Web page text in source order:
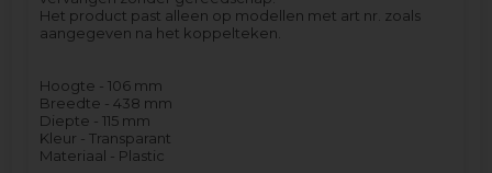
Het product past alleen op modellen met art nr. zoals
aangegeven na het koppelteken.
Hoogte - 106 mm
Breedte - 438 mm
Diepte - 115 mm
Kleur - Transparant
Materiaal - Plastic